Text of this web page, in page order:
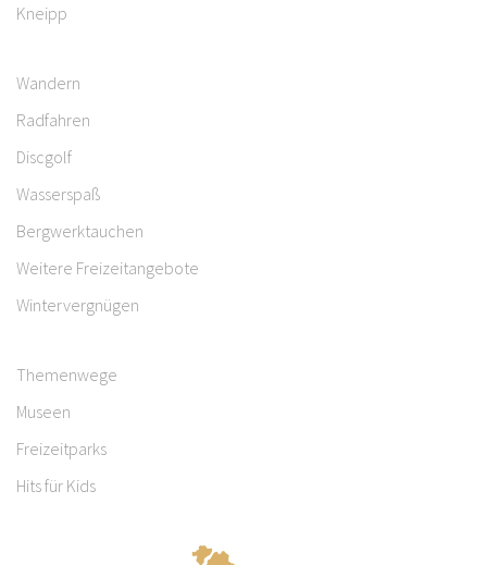
Kneipp
Wandern
Radfahren
Discgolf
Wasserspaß
Bergwerktauchen
Weitere Freizeitangebote
Wintervergnügen
Themenwege
Museen
Freizeitparks
Hits für Kids